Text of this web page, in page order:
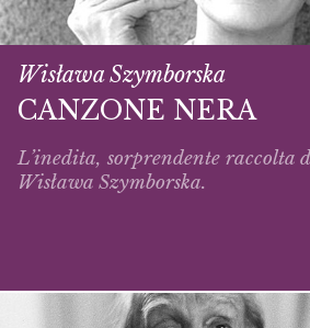
Wisława Szymborska
CANZONE NERA
L’inedita, sorprendente raccolta
Wisława Szymborska.